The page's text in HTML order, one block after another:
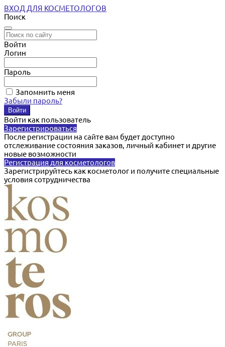
ВХОД ДЛЯ КОСМЕТОЛОГОВ
Поиск
Войти
Логин
Пароль
Запомнить меня
Забыли пароль?
Войти как пользователь
Зарегистрироваться
После регистрации на сайте вам будет доступно
отслеживание состояния заказов, личный кабинет и другие
новые возможности
Регистрация для косметологов
Зарегистрируйтесь как косметолог и получите специальные
условия сотрудничества